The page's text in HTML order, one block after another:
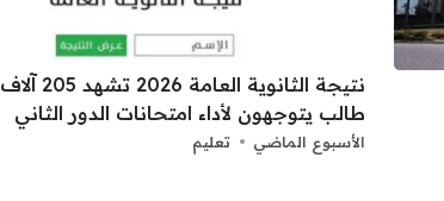
نتيجة الثانوية العامة 2026 تشهد 205 آلاف
طالب يتوجهون لأداء امتحانات الدور الثاني
الأسبوع الماضي تعليم